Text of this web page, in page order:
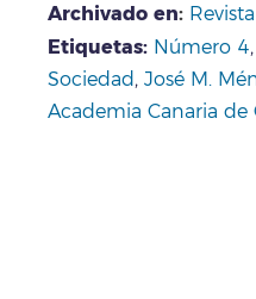
Archivado en:
Etiquetas: Número 4,
Sociedad, José M.
Academia Canaria de